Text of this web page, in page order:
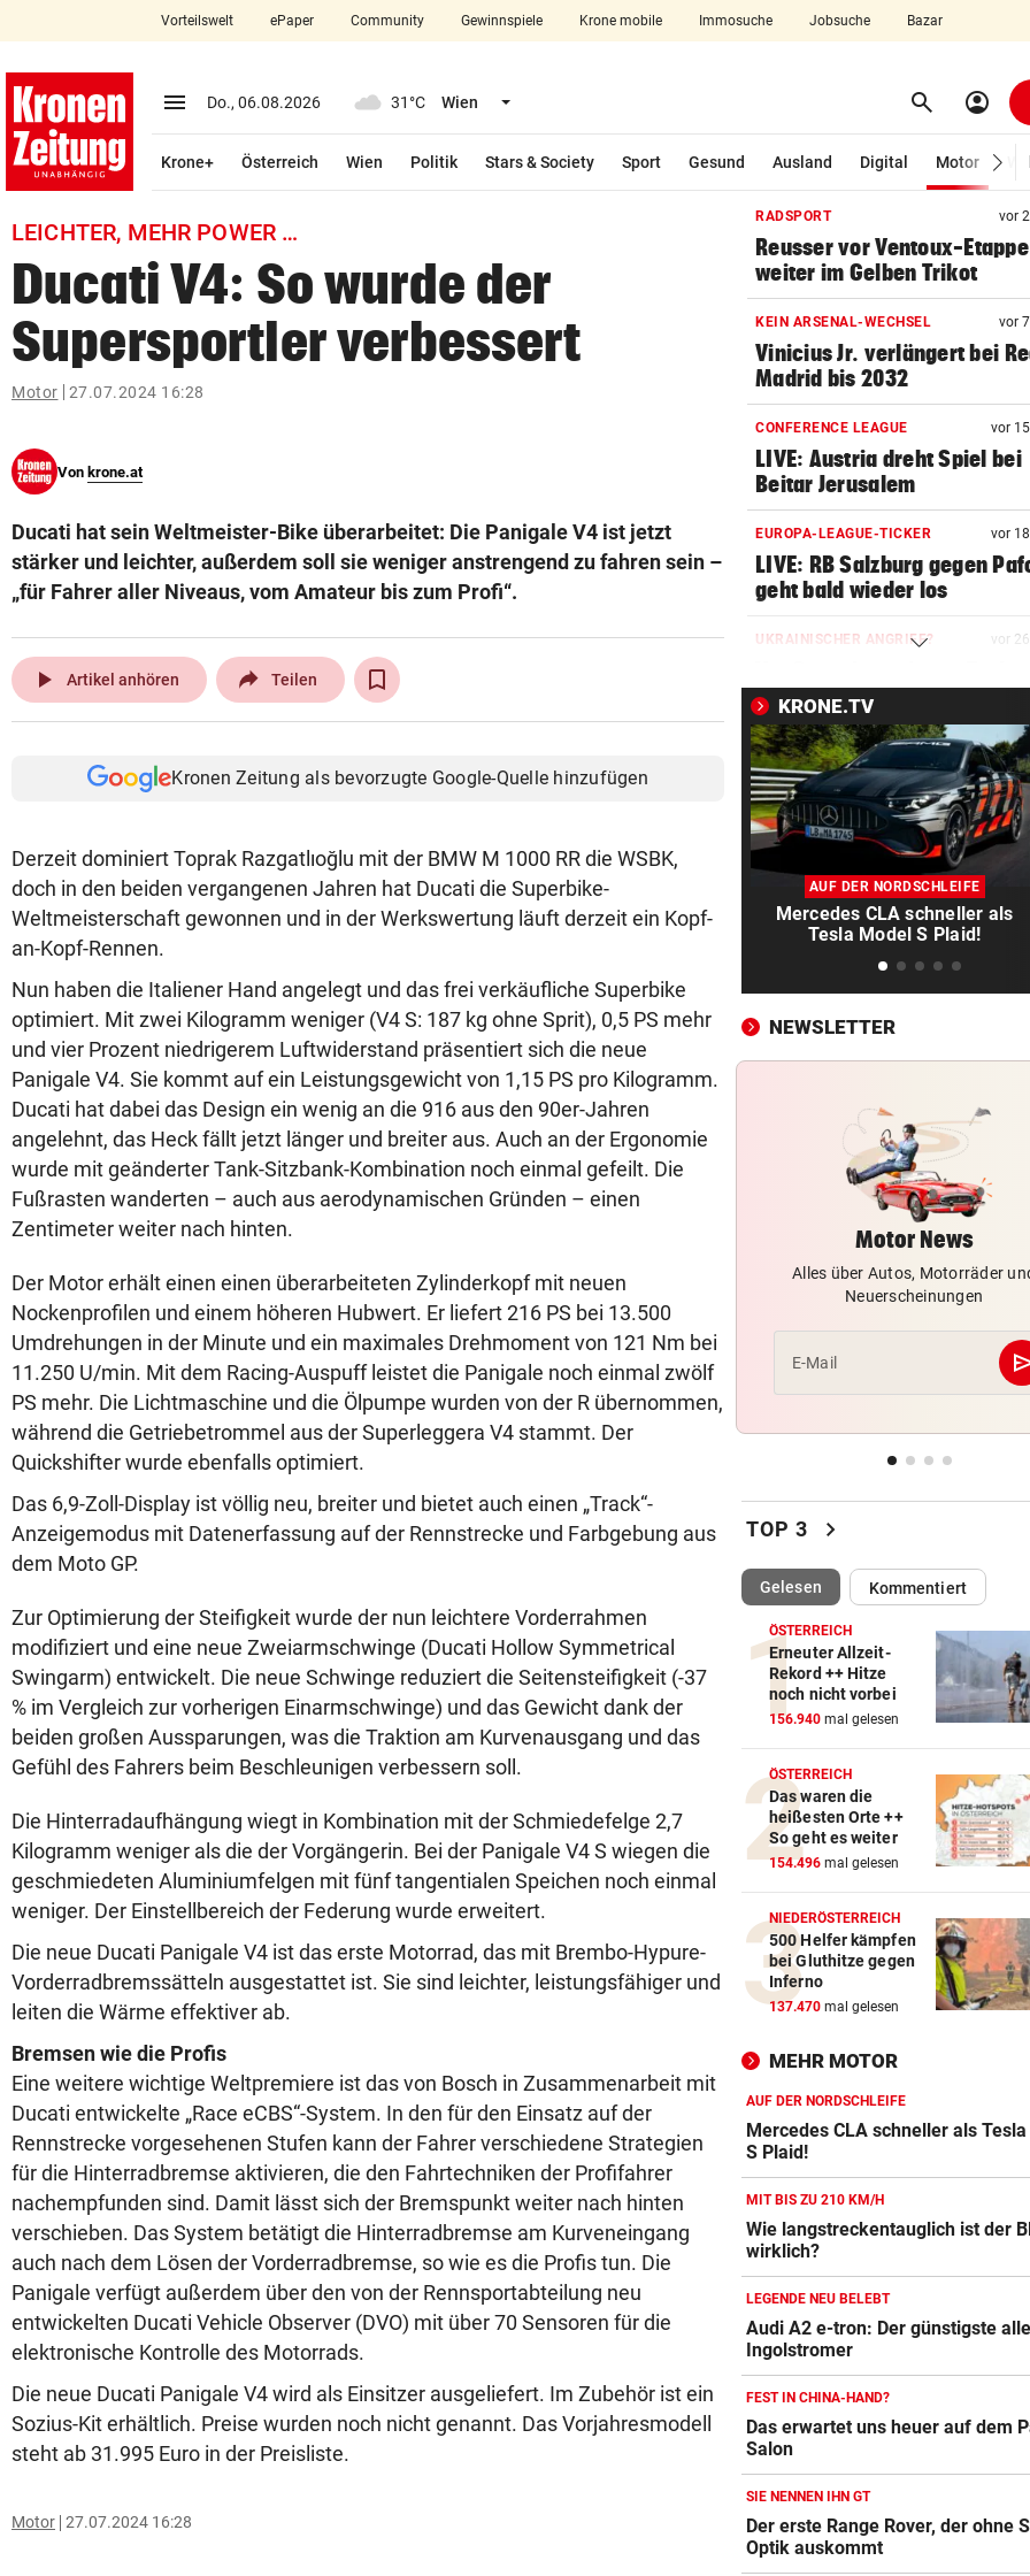
closeSchließen
account_circle Anmelden
arrow_right
pin_drop
bookmark
search
Suchbegriff
© Krone Multimedia GmbH & Co KG 2026
Muthgasse 2, 1190 Wien
Vorteilswelt ePaper Community Gewinnspiele Krone mobile Immosuche Jobsuche Bazar
menu Menü aufklappen
Do., 06.08.2026 31°C Wien Menü aufklappen search Suchen
account_circle
Krone+ Österreich Wien Politik Stars & Society Sport Gesund Ausland Digital Motor
LEICHTER, MEHR POWER …
Ducati V4: So wurde der
Supersportler verbessert
Motor 27.07.2024 16:28
Von krone.at
Ducati hat sein Weltmeister-Bike überarbeitet: Die Panigale V4 ist jetzt
stärker und leichter, außerdem soll sie weniger anstrengend zu fahren sein –
„für Fahrer aller Niveaus, vom Amateur bis zum Profi“.
play_arrow Artikel anhören Teilen
Kronen Zeitung als bevorzugte Google-Quelle hinzufügen
Derzeit dominiert Toprak Razgatlıoğlu mit der BMW M 1000 RR die WSBK,
doch in den beiden vergangenen Jahren hat Ducati die Superbike-
Weltmeisterschaft gewonnen und in der Werkswertung läuft derzeit ein Kopf-
an-Kopf-Rennen.
Nun haben die Italiener Hand angelegt und das frei verkäufliche Superbike
optimiert. Mit zwei Kilogramm weniger (V4 S: 187 kg ohne Sprit), 0,5 PS mehr
und vier Prozent niedrigerem Luftwiderstand präsentiert sich die neue
Panigale V4. Sie kommt auf ein Leistungsgewicht von 1,15 PS pro Kilogramm.
Ducati hat dabei das Design ein wenig an die 916 aus den 90er-Jahren
angelehnt, das Heck fällt jetzt länger und breiter aus. Auch an der Ergonomie
wurde mit geänderter Tank-Sitzbank-Kombination noch einmal gefeilt. Die
Fußrasten wanderten – auch aus aerodynamischen Gründen – einen
Zentimeter weiter nach hinten.
Der Motor erhält einen einen überarbeiteten Zylinderkopf mit neuen
Nockenprofilen und einem höheren Hubwert. Er liefert 216 PS bei 13.500
Umdrehungen in der Minute und ein maximales Drehmoment von 121 Nm bei
11.250 U/min. Mit dem Racing-Auspuff leistet die Panigale noch einmal zwölf
PS mehr. Die Lichtmaschine und die Ölpumpe wurden von der R übernommen,
während die Getriebetrommel aus der Superleggera V4 stammt. Der
Quickshifter wurde ebenfalls optimiert.
Das 6,9-Zoll-Display ist völlig neu, breiter und bietet auch einen „Track“-
Anzeigemodus mit Datenerfassung auf der Rennstrecke und Farbgebung aus
dem Moto GP.
Zur Optimierung der Steifigkeit wurde der nun leichtere Vorderrahmen
modifiziert und eine neue Zweiarmschwinge (Ducati Hollow Symmetrical
Swingarm) entwickelt. Die neue Schwinge reduziert die Seitensteifigkeit (-37
% im Vergleich zur vorherigen Einarmschwinge) und das Gewicht dank der
beiden großen Aussparungen, was die Traktion am Kurvenausgang und das
Gefühl des Fahrers beim Beschleunigen verbessern soll.
Die Hinterradaufhängung wiegt in Kombination mit der Schmiedefelge 2,7
Kilogramm weniger als die der Vorgängerin. Bei der Panigale V4 S wiegen die
geschmiedeten Aluminiumfelgen mit fünf tangentialen Speichen noch einmal
weniger. Der Einstellbereich der Federung wurde erweitert.
Die neue Ducati Panigale V4 ist das erste Motorrad, das mit Brembo-Hypure-
Vorderradbremssätteln ausgestattet ist. Sie sind leichter, leistungsfähiger und
leiten die Wärme effektiver ab.
Bremsen wie die Profis
Eine weitere wichtige Weltpremiere ist das von Bosch in Zusammenarbeit mit
Ducati entwickelte „Race eCBS“-System. In den für den Einsatz auf der
Rennstrecke vorgesehenen Stufen kann der Fahrer verschiedene Strategien
für die Hinterradbremse aktivieren, die den Fahrtechniken der Profifahrer
nachempfunden sind. Damit lässt sich der Bremspunkt weiter nach hinten
verschieben. Das System betätigt die Hinterradbremse am Kurveneingang
auch nach dem Lösen der Vorderradbremse, so wie es die Profis tun. Die
Panigale verfügt außerdem über den von der Rennsportabteilung neu
entwickelten Ducati Vehicle Observer (DVO) mit über 70 Sensoren für die
elektronische Kontrolle des Motorrads.
Die neue Ducati Panigale V4 wird als Einsitzer ausgeliefert. Im Zubehör ist ein
Sozius-Kit erhältlich. Preise wurden noch nicht genannt. Das Vorjahresmodell
steht ab 31.995 Euro in der Preisliste.
Motor 27.07.2024 16:28
RADSPORT vor
Reusser vor Ventoux-Etappe
weiter im Gelben Trikot
KEIN ARSENAL-WECHSEL vor
Vinicius Jr. verlängert bei
Madrid bis 2032
CONFERENCE LEAGUE vor
LIVE: Austria dreht Spiel bei
Beitar Jerusalem
EUROPA-LEAGUE-TICKER vor
LIVE: RB Salzburg gegen
geht bald wieder los
UKRAINISCHER ANGRIFF? vor
Ölkatastrophe droht
„VERSTEHE ICH NICHT“ vor
ÖFB-Kicker Wimmer packt
Morddrohungen aus
ABSCHIED AUS ENGLAND vor
Spanien-Star Rodri vor
zum FC Barcelona
Drei Steirer tüfteln an der
Boxershort
DRAMATISCHE RETTUNG vor
und stockfinster“
CONFERENCE LEAGUE
Später Doppelschlag fixiert
Rapid-Sieg in Estland
60 MILLIONEN € SCHADEN vor
Warten auf Hitze-Hilfen der
Regierung geht weiter
vor
Sintflut unterbrochen
Auch in der Slowakei neuer
Allzeit-Rekord
WAS FÜR EINE KLATSCHE!
TV-Star geht mit Kanzler
hart ins Gericht
ZAHLREICHE EINSÄTZE vor
Bach wurde in Pinzgauer Ort
reißendem Fluss
WUNDER MUSS HER vor
Fünfmal probiert – einmal
Sturm Kraftakt!
REKORD IN SPANIEN
33,02 Grad Celsius im
gemessen!
LUCKENEDERS HIGHLIGHT vor
die Gelbe auch“
NACH ÜBERFALL IN WIEN vor
Cobra stürmt Dorotheum,
verschwunden
TROTZ FIFA-RÜCKZIEHER vor
Knallhart! UEFA droht schon
wieder mit WM-Boykott
KRONE.TV
AUF DER NORDSCHLEIFE
Mercedes CLA schneller als
Tesla Model S Plaid!
NEWSLETTER
Motor News
Alles über Autos, Motorräder
Neuerscheinungen
E-Mail
TOP 3 chevron_right
Gelesen(ausgewählt)Kommentiert
ÖSTERREICH
Erneuter Allzeit-
Rekord ++ Hitze
noch nicht vorbei
156.940 mal gelesen
ÖSTERREICH
Das waren die
heißesten Orte ++
So geht es weiter
154.496 mal gelesen
NIEDERÖSTERREICH
500 Helfer kämpfen
bei Gluthitze gegen
Inferno
137.470 mal gelesen
MEHR MOTOR
AUF DER NORDSCHLEIFE
Mercedes CLA schneller als
S Plaid!
MIT BIS ZU 210 KM/H
Wie langstreckentauglich ist der
wirklich?
LEGENDE NEU BELEBT
Audi A2 e-tron: Der günstigste
Ingolstromer
FEST IN CHINA-HAND?
Das erwartet uns heuer auf dem
Salon
SIE NENNEN IHN GT
Der erste Range Rover, der ohne
Optik auskommt
Autobatterie Vergleich
ZUM VERGLEICH
Winterreifen Vergleich
ZUM VERGLEICH
ZUM VERGLEICH
Elektroroller Vergleich
ZUM VERGLEICH